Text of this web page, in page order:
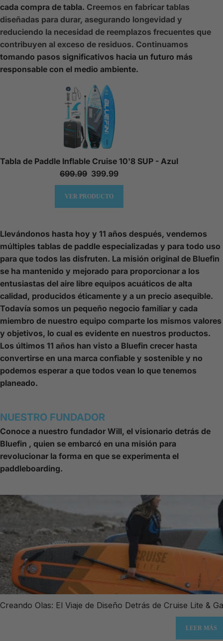
cada compra de tabla. Creemos en fabricar tablas
diseñadas para durar, asegurando longevidad y
reduciendo la necesidad de reemplazos frecuentes que
contribuyen al exceso de residuos. Continuamos
tomando pasos significativos hacia un futuro más
responsable con el medio ambiente.
Tabla de Paddle Inflable Cruise 10'8 SUP - Azul
699.99 399.99
VER PRODUCTO
Llevándonos hasta hoy y 11 años después, vendemos
múltiples tablas de paddle especializadas y para todo uso
para que todos las disfruten. La misión original de Bluefin
se ha mantenido y mejorado para proporcionar a los
entusiastas del aire libre equipos acuáticos de alta
calidad, producidos éticamente y a un precio asequible.
Todavía somos un pequeño negocio familiar y cada
miembro de nuestro equipo comparte los mismos valores
y objetivos, lo cual es evidente en nuestros productos.
Los últimos 11 años han visto a Bluefin crecer hasta
convertirse en una marca confiable y sostenible y no
podemos esperar a que todos vean lo que tenemos
planeado.
NUESTRO FUNDADOR
Conoce a nuestro fundador Will, el visionario detrás de
Bluefin , quien se embarcó en una misión para
revolucionar la forma en que se experimenta el
paddleboarding.
Creando Olas: El Viaje de Diseño Detrás de Cruise Lite &
LEER MÁS